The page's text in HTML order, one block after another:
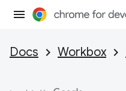
Docs Workbox